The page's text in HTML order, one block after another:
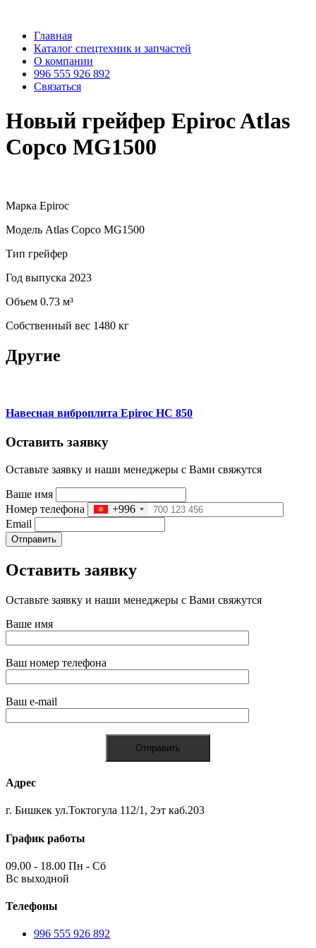
Главная
Каталог спецтехник и запчастей
О компании
996 555 926 892
Связаться
Новый грейфер Epiroc Atlas
Copco MG1500
Марка Epiroc
Модель Atlas Copco MG1500
Тип грейфер
Год выпуска 2023
Объем 0.73 м³
Собственный вес 1480 кг
Другие
Навесная виброплита Epiroc HC 850
Оставить заявку
Оставьте заявку и наши менеджеры с Вами свяжутся
Ваше имя
Номер телефона
+996
Email
Отправить
Оставить заявку
Оставьте заявку и наши менеджеры с Вами свяжутся
Ваше имя
Ваш номер телефона
Ваш e-mail
Адрес
г. Бишкек ул.Токтогула 112/1, 2эт каб.203
График работы
09.00 - 18.00 Пн - Сб
Вс выходной
Телефоны
996 555 926 892